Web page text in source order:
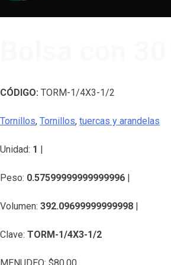
CÓDIGO: TORM-1/4X3-1/2
Tornillos, Tornillos, tuercas y arandelas
Unidad: 1
Peso: 0.57599999999999996
Volumen: 392.09699999999998
Clave: TORM-1/4X3-1/2